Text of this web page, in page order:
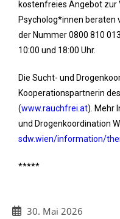
kostenfreies Angebot zur
Psycholog*innen
der Nummer 0800 810
10:00 und 18:00 Uhr.
Die Sucht- und
Kooperationspartnerin
(www.rauchfrei.at). Mehr
und Drogenkoordination
sdw.wien/information/
*****
30. Mai 2026